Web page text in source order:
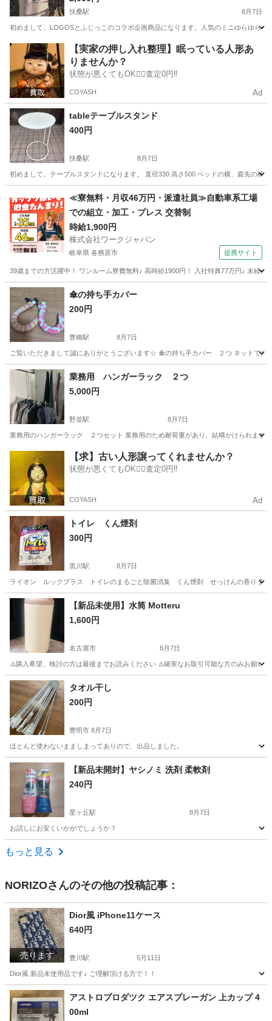
扶桑駅 8月7日
初めまして、LOGOSとふじっこのコラボ企画商品になります。人気のミニゆらゆら
愛知 丹羽郡 扶桑駅 家庭用品 LOGOS
【実家の押し入れ整理】眠っている人形あ
りませんか？
状態が悪くてもOK🙆‍♀️査定0円‼️
COYASH Ad
tableテーブルスタンド
400円
扶桑駅 8月7日
初めまして、テーブルスタンドになります。 直径330.高さ500 ベッドの横、庭先の椅
扶桑駅 家庭用品
≪寮無料・月収46万円・派遣社員≫自動車系工場
での組立・加工・プレス 交替制
時給1,900円
株式会社ワークジャパン
岐阜県 各務原市 提携サイト
39歳までの方活躍中！ ワンルーム寮費無料♪ 高時給1900円！ 入社特典77万円♪ 未経
岐阜 各務原市 その他
傘の持ち手カバー
200円
豊橋駅 8月7日
ご覧いただきまして誠にありがとうございます☆ 傘の持ち手カバー ２つ ネットで見
愛知 豊橋市 豊橋駅 その他
業務用 ハンガーラック ２つ
5,000円
野並駅 8月7日
業務用のハンガーラック ２つセット 業務用のため耐荷重があり、結構かけられます
野並駅 洗濯用品
【求】古い人形譲ってくれませんか？
状態が悪くてもOK🙆‍♀️査定0円‼️
COYASH Ad
トイレ くん煙剤
300円
黒川駅 8月7日
ライオン ルックプラス トイレのまるごと除菌消臭 くん煙剤 せっけんの香り 貰い
愛知 名古屋市 黒川駅 掃除用具
【新品未使用】水筒 Motteru
1,600円
名古屋市 8月7日
⚠️購入希望、検討の方は最後までお読みください ⚠️確実なお取引可能な方のみお願い
愛知 名古屋市 家庭用品
タオル干し
200円
豊明市 8月7日
ほとんど使わないまましまってありので、出品しました。
愛知 豊明市 洗濯用品 タオル
【新品未開封】ヤシノミ 洗剤 柔軟剤
240円
星ヶ丘駅 8月7日
お試しにお安くいかがでしょうか？
愛知 名古屋市
もっと見る
NORIZOさんのその他の投稿記事：
売ります
Dior風 iPhone11ケース
640円
豊川駅 5月11日
Dior風 新品未使用品です♪ ご理解頂ける方で！！
愛知 豊川市 豊川駅 携帯アクセサリー iPhone11
アストロプロダツク エアスプレーガン 上カップ 4
00ml